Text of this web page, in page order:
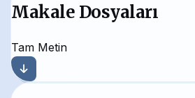
Makale Dosyaları
Tam Metin